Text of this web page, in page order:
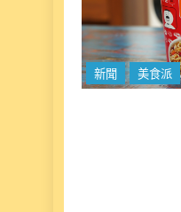
新聞 美食派